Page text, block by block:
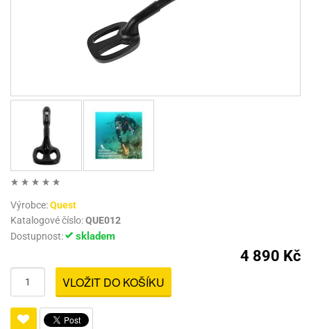
Výrobce:Quest
Katalogové číslo:QUE012
Dostupnost:
skladem
4 890 Kč
VLOŽIT DO KOŠÍKU